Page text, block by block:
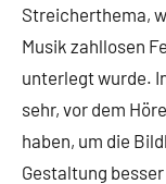
Streicherthema,
Musik zahllosen
unterlegt wurde.
sehr, vor dem
haben, um die
Gestaltung